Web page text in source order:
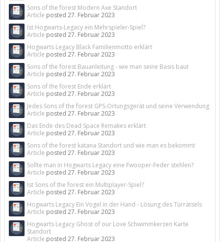
Sons of the forest Modern Axe Standort
Article posted 27. Februar 2023
Ist Hogwarts-Legacy ein Mehrspieler-Spiel?
Article posted 27. Februar 2023
Hogwarts Legacy Black Familienmotto erklärt
Article posted 27. Februar 2023
Sons of the forest Bauanleitung - wie man seine Basis baut
Article posted 27. Februar 2023
Sons of the forest Ende erklärt
Article posted 27. Februar 2023
Jedes Sons of the forest GPS-Ortungsgerät und seine Verwendung
Article posted 27. Februar 2023
Das Ende des Dead Space Remakes erklärt
Article posted 27. Februar 2023
Sons of the forest katana Standort und wie man es bekommt
Article posted 27. Februar 2023
Sollte man in Hogwarts Legacy eine Fwooper-Feder stehlen?
Article posted 27. Februar 2023
Ist Sons of the forest ein Multiplayer-Spiel?
Article posted 27. Februar 2023
Hogwarts Legacy Ein Vogel in der Hand - Lösung des Türrätsels
Article posted 27. Februar 2023
Hogwarts Legacy Ghost of our Love Schwimmkerzen Karte
Standort
Article posted 27. Februar 2023